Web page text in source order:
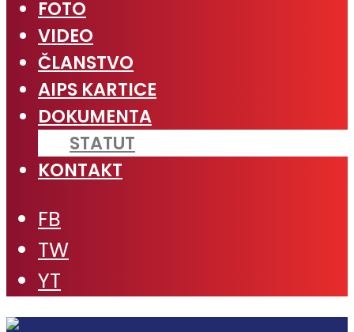
FOTO
VIDEO
ČLANSTVO
AIPS KARTICE
DOKUMENTA
STATUT
KONTAKT
FB
TW
YT